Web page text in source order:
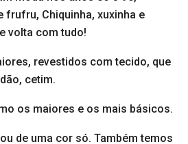
frufru, Chiquinha, xuxinha e
volta com tudo!
revestidos com tecido, que
cetim.
os maiores e os mais básicos.
de uma cor só. Também temos